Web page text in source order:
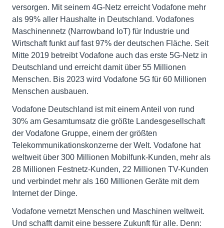
versorgen. Mit seinem 4G-Netz erreicht Vodafone mehr
als 99% aller Haushalte in Deutschland. Vodafones
Maschinennetz (Narrowband IoT) für Industrie und
Wirtschaft funkt auf fast 97% der deutschen Fläche. Seit
Mitte 2019 betreibt Vodafone auch das erste 5G-Netz in
Deutschland und erreicht damit über 55 Millionen
Menschen. Bis 2023 wird Vodafone 5G für 60 Millionen
Menschen ausbauen.
Vodafone Deutschland ist mit einem Anteil von rund
30% am Gesamtumsatz die größte Landesgesellschaft
der Vodafone Gruppe, einem der größten
Telekommunikationskonzerne der Welt. Vodafone hat
weltweit über 300 Millionen Mobilfunk-Kunden, mehr als
28 Millionen Festnetz-Kunden, 22 Millionen TV-Kunden
und verbindet mehr als 160 Millionen Geräte mit dem
Internet der Dinge.
Vodafone vernetzt Menschen und Maschinen weltweit.
Und schafft damit eine bessere Zukunft für alle. Denn: